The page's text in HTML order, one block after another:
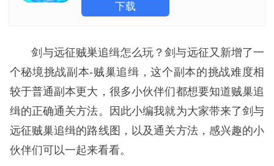
下载
剑与远征贼巣追缉怎么玩？剑与远征又新增了一
个秘境挑战副本-贼巢追缉，这个副本的挑战难度相
较于普通副本更大，很多小伙伴们都想要知道贼巢追
缉的正确通关方法。因此小编我就为大家带来了剑与
远征贼巢追缉的路线图，以及通关方法，感兴趣的小
伙伴们可以一起来看看。